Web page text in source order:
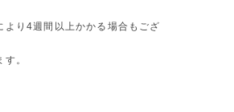
り4週間以上かかる場合もござ
。